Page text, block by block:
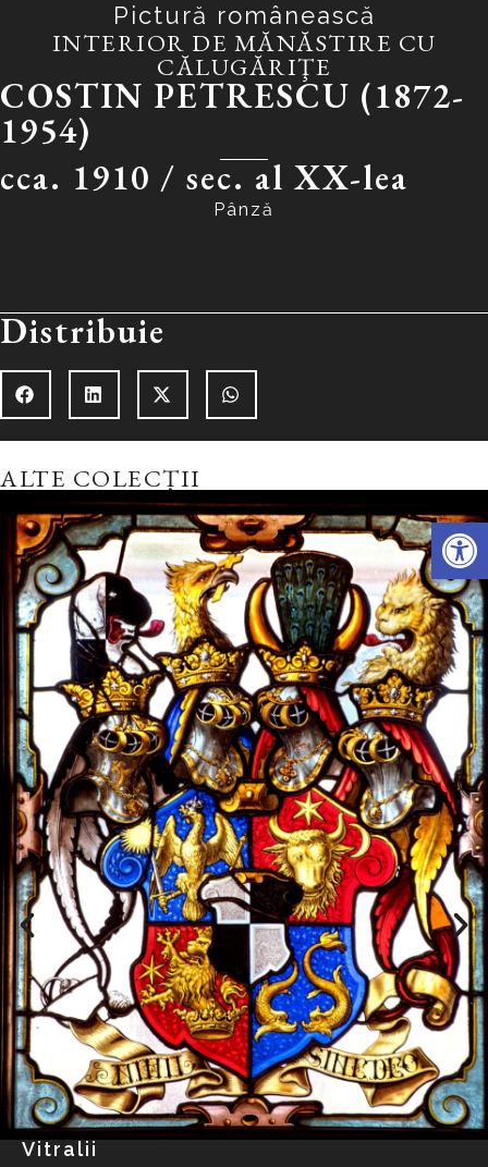
Pictură românească
INTERIOR DE MĂNĂSTIRE CU
CĂLUGĂRIŢE
COSTIN PETRESCU (1872-
1954)
cca. 1910 / sec. al XX-lea
Pânză
Distribuie
ALTE COLECȚII
Vitralii
Explorează colecția